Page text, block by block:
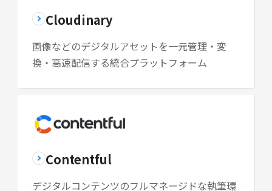
Cloudinary
画像などのデジタルアセットを一元管理・変
換・高速配信する統合プラットフォーム
Contentful
デジタルコンテンツのフルマネージドな執筆環